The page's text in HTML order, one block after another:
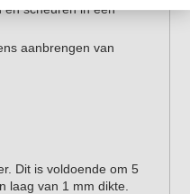
en scheuren in een
aanbrengen van
Dit is voldoende om 5
laag van 1 mm dikte.